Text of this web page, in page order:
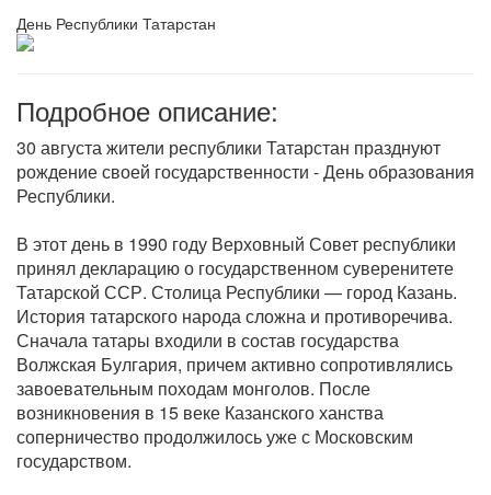
День Республики Татарстан
Подробное описание:
30 августа жители республики Татарстан празднуют
рождение своей государственности - День образования
Республики.
В этот день в 1990 году Верховный Совет республики
принял декларацию о государственном суверенитете
Татарской ССР. Столица Республики — город Казань.
История татарского народа сложна и противоречива.
Сначала татары входили в состав государства
Волжская Булгария, причем активно сопротивлялись
завоевательным походам монголов. После
возникновения в 15 веке Казанского ханства
соперничество продолжилось уже с Московским
государством.